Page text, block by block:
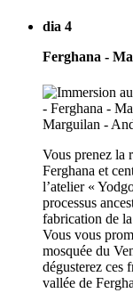
dia 4
Ferghana -
Vous prenez la
Ferghana et
l’atelier «
processus
fabrication de
Vous vous
mosquée du
dégusterez ces
vallée de